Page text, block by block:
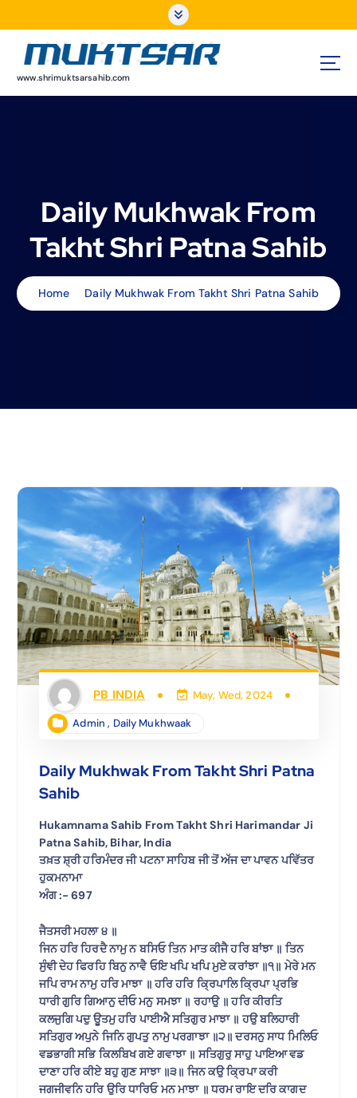
o
www.shrimuktsarsahib.com
Daily Mukhwak From
Takht Shri Patna Sahib
Home Daily Mukhwak From Takht Shri Patna Sahib
PB INDIA May, Wed, 2024
Admin , Daily Mukhwaak
Daily Mukhwak From Takht Shri Patna
Sahib
Hukamnama Sahib From Takht Shri Harimandar Ji
Patna Sahib, Bihar, India
ਤਖ਼ਤ ਸ਼੍ਰੀ ਹਰਿਮੰਦਰ ਜੀ ਪਟਨਾ ਸਾਹਿਬ ਜੀ ਤੋਂ ਅੱਜ ਦਾ ਪਾਵਨ ਪਵਿੱਤਰ
ਹੁਕਮਨਾਮਾ
ਅੰਗ :- 697
ਜੈਤਸਰੀ ਮਹਲਾ ੪ ॥
ਜਿਨ ਹਰਿ ਹਿਰਦੈ ਨਾਮੁ ਨ ਬਸਿਓ ਤਿਨ ਮਾਤ ਕੀਜੈ ਹਰਿ ਬਾਂਝਾ ॥ ਤਿਨ
ਸੁੰਞੀ ਦੇਹ ਫਿਰਹਿ ਬਿਨੁ ਨਾਵੈ ਓਇ ਖਪਿ ਖਪਿ ਮੁਏ ਕਰਾਂਝਾ ॥੧॥ ਮੇਰੇ ਮਨ
ਜਪਿ ਰਾਮ ਨਾਮੁ ਹਰਿ ਮਾਝਾ ॥ ਹਰਿ ਹਰਿ ਕ੍ਰਿਪਾਲਿ ਕ੍ਰਿਪਾ ਪ੍ਰਭਿ
ਧਾਰੀ ਗੁਰਿ ਗਿਆਨੁ ਦੀਓ ਮਨੁ ਸਮਝਾ ॥ ਰਹਾਉ ॥ ਹਰਿ ਕੀਰਤਿ
ਕਲਜੁਗਿ ਪਦੁ ਊਤਮੁ ਹਰਿ ਪਾਈਐ ਸਤਿਗੁਰ ਮਾਝਾ ॥ ਹਉ ਬਲਿਹਾਰੀ
ਸਤਿਗੁਰ ਅਪੁਨੇ ਜਿਨਿ ਗੁਪਤੁ ਨਾਮੁ ਪਰਗਾਝਾ ॥੨॥ ਦਰਸਨੁ ਸਾਧ ਮਿਲਿਓ
ਵਡਭਾਗੀ ਸਭਿ ਕਿਲਬਿਖ ਗਏ ਗਵਾਝਾ ॥ ਸਤਿਗੁਰੁ ਸਾਹੁ ਪਾਇਆ ਵਡ
ਦਾਣਾ ਹਰਿ ਕੀਏ ਬਹੁ ਗੁਣ ਸਾਝਾ ॥੩॥ ਜਿਨ ਕਉ ਕ੍ਰਿਪਾ ਕਰੀ
ਜਗਜੀਵਨਿ ਹਰਿ ਉਰਿ ਧਾਰਿਓ ਮਨ ਮਾਝਾ ॥ ਧਰਮ ਰਾਇ ਦਰਿ ਕਾਗਦ